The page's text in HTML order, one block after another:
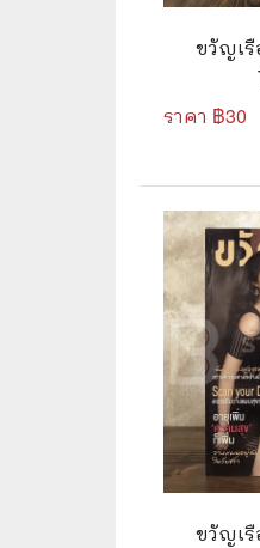
ขวัญเรื
ราคา ฿30
ขวัญเรื
🔍 สืบสวน สอ
⚔️ แอ็คชั่น ต่อสู้
😀 ตลก สนุก
นิยาย วรรณก